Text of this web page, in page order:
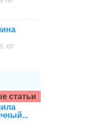
от
статьи